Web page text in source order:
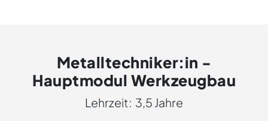
Metalltechniker:in -
Hauptmodul Werkzeugbau
Lehrzeit: 3,5 Jahre